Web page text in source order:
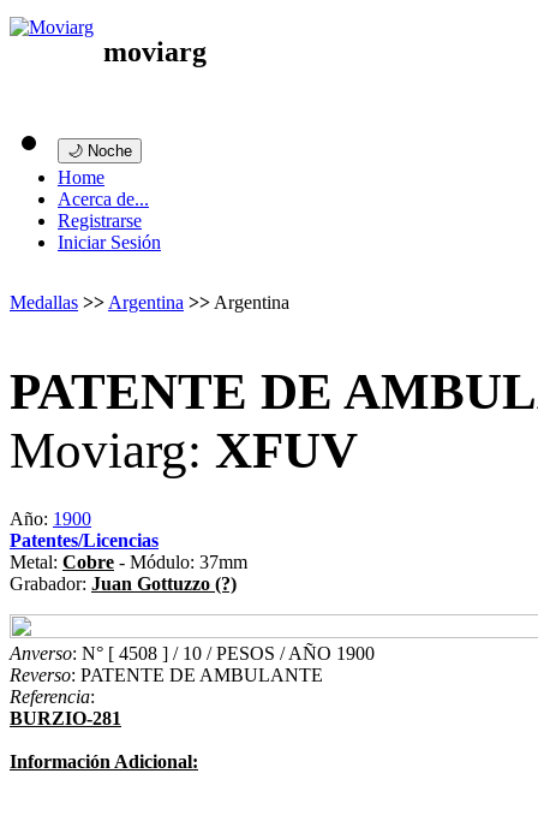
moviarg
🌙 Noche
Home
Acerca de...
Registrarse
Iniciar Sesión
Medallas >> Argentina >> Argentina
PATENTE DE
Moviarg: XFUV
Año: 1900
Patentes/Licencias
Metal: Cobre - Módulo: 37mm
Grabador: Juan Gottuzzo (?)
Anverso: N° [ 4508 ] / 10 / PESOS / AÑO 1900
Reverso: PATENTE DE AMBULANTE
Referencia:
BURZIO-281
Información Adicional: